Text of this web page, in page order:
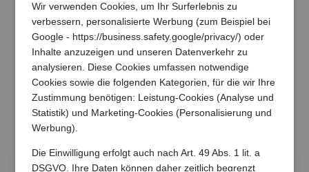
Wir verwenden Cookies, um Ihr Surferlebnis zu
verbessern, personalisierte Werbung (zum Beispiel bei
Google - https://business.safety.google/privacy/) oder
Inhalte anzuzeigen und unseren Datenverkehr zu
analysieren. Diese Cookies umfassen notwendige
Cookies sowie die folgenden Kategorien, für die wir Ihre
Zustimmung benötigen: Leistung-Cookies (Analyse und
Statistik) und Marketing-Cookies (Personalisierung und
Werbung).
Die Einwilligung erfolgt auch nach Art. 49 Abs. 1 lit. a
DSGVO. Ihre Daten können daher zeitlich begrenzt